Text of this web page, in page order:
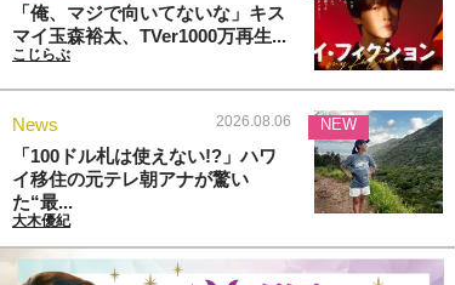
「俺、マジで向いてないな」キス
マイ玉森裕太、TVer1000万再生...
こじらぶ
News 2026.08.06
「100ドル札は使えない!?」ハワ
イ移住の元テレ朝アナが驚い
た“最...
大木優紀
NEW